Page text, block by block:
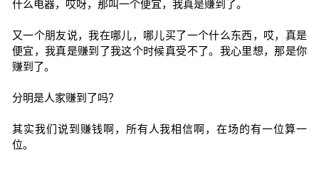
什么电器，哎呀，那叫一个便宜，我真是赚到了。
又一个朋友说，我在哪儿，哪儿买了一个什么东西，哎，真是
便宜，我真是赚到了我这个时候真受不了。我心里想，那是你
赚到了。
分明是人家赚到了吗？
其实我们说到赚钱啊，所有人我相信啊，在场的有一位算一
位。